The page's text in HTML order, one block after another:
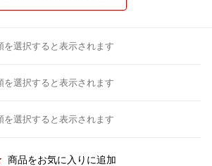
を選択すると表示されます
を選択すると表示されます
を選択すると表示されます
商品をお気に入りに追加